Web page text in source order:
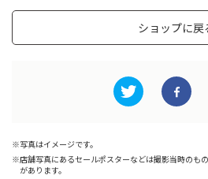
ショップに戻
写真はイメージです。
店舗写真にあるセールポスターなどは撮影当時のも
があります。